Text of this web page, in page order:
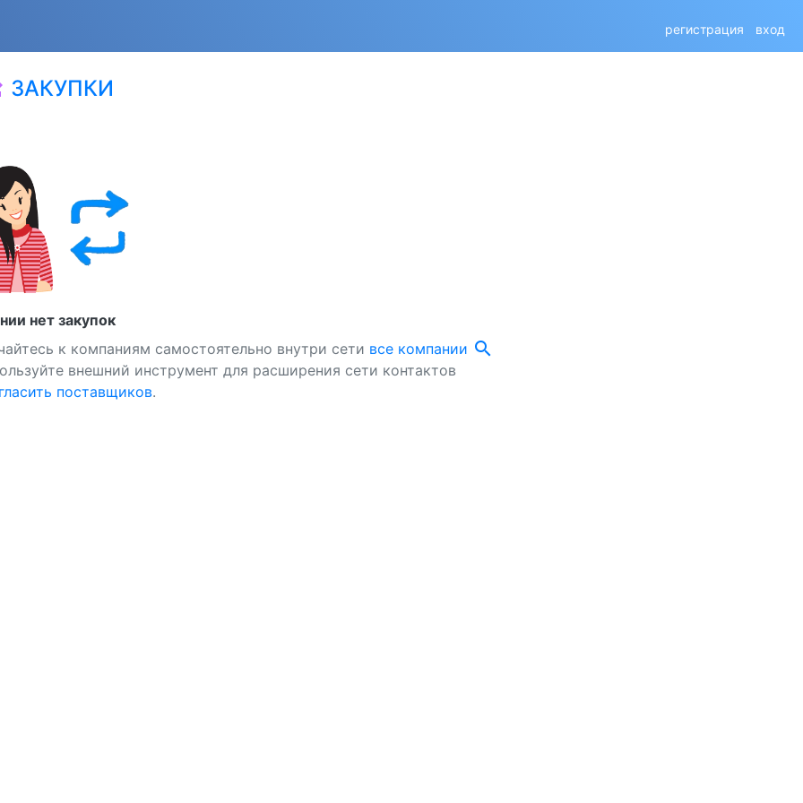
регистрация вход
ЗАКУПКИ
нет закупок
к компаниям самостоятельно внутри сети все компании search
внешний инструмент для расширения сети контактов
поставщиков.